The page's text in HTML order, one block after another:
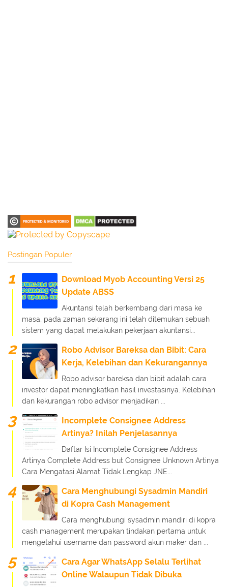
Postingan Populer
Download Myob Accounting Versi 25
Update ABSS
Akuntansi telah berkembang dari masa ke
masa, pada zaman sekarang ini telah ditemukan sebuah
sistem yang dapat melakukan pekerjaan akuntansi...
Robo Advisor Bareksa dan Bibit: Cara
Kerja, Kelebihan dan Kekurangannya
Robo advisor bareksa dan bibit adalah cara
investor dapat meningkatkan hasil investasinya. Kelebihan
dan kekurangan robo advisor menjadikan ...
Incomplete Consignee Address
Artinya? Inilah Penjelasannya
Daftar Isi Incomplete Consignee Address
Artinya Complete Address but Consignee Unknown Artinya
Cara Mengatasi Alamat Tidak Lengkap JNE...
Cara Menghubungi Sysadmin Mandiri
di Kopra Cash Management
Cara menghubungi sysadmin mandiri di kopra
cash management merupakan tindakan pertama untuk
mengetahui username dan password akun maker dan ...
Cara Agar WhatsApp Selalu Terlihat
Online Walaupun Tidak Dibuka